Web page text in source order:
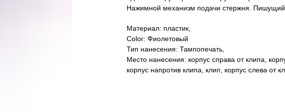
Нажимной механизм подачи стержня. Пишущий
Материал: пластик,
Color: Фиолетовый
Тип нанесения: Тампопечать,
Место нанесения: корпус справа от клипа,
корпус напротив клипа, клип, корпус слева от